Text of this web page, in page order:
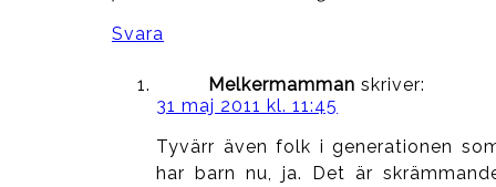
Svara
Melkermamman skriver:
31 maj 2011 kl. 11:45
Tyvärr även folk i generationen
har barn nu, ja. Det är